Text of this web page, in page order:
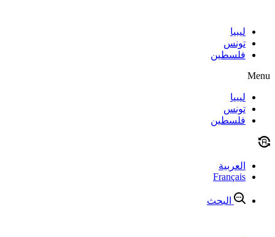
contentليبيا
تونس
فلسطين
Menu
ليبيا
تونس
فلسطين
العربية
Français
البحث